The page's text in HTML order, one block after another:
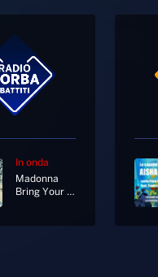
In onda
Madonna
Bring Your Love [Radio Edit]